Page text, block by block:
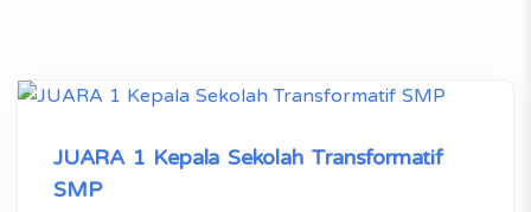
JUARA 1 Kepala Sekolah Transformatif
SMP